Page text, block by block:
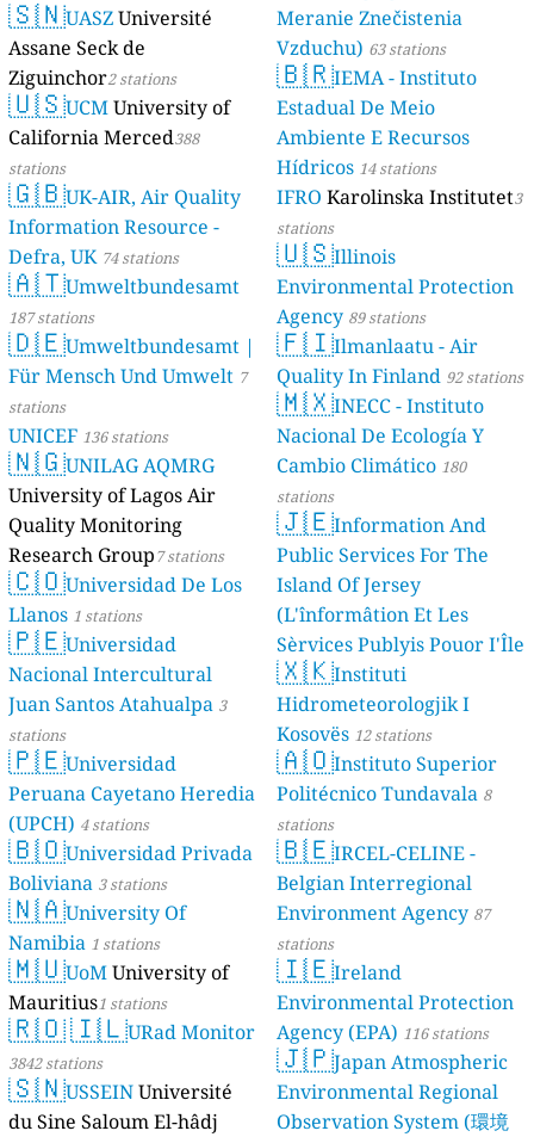
Meranie Znečistenia
Vzduchu) 63 stations
🇧🇷IEMA - Instituto
Estadual De Meio
Ambiente E Recursos
Hídricos 14 stations
IFROKarolinska Institutet3
stations
🇺🇸Illinois
Environmental Protection
Agency 89 stations
🇫🇮Ilmanlaatu - Air
Quality In Finland 92 stations
🇲🇽INECC - Instituto
Nacional De Ecología Y
Cambio Climático 180
stations
🇯🇪Information And
Public Services For The
Island Of Jersey
(L'înformâtion Et Les
Sèrvices Publyis Pouor I'Île
Dé Jèrri) 2 stations
🇽🇰Instituti
Hidrometeorologjik I
Kosovës 12 stations
🇦🇴Instituto Superior
Politécnico Tundavala 8
stations
🇧🇪IRCEL-CELINE -
Belgian Interregional
Environment Agency 87
stations
🇮🇪Ireland
Environmental Protection
Agency (EPA) 116 stations
🇯🇵Japan Atmospheric
Environmental Regional
Observation System (環境
🇸🇳UASZUniversité
Assane Seck de
Ziguinchor2 stations
🇺🇸UCMUniversity of
California Merced388
stations
🇬🇧UK-AIR, Air Quality
Information Resource -
Defra, UK 74 stations
🇦🇹Umweltbundesamt
187 stations
🇩🇪Umweltbundesamt |
Für Mensch Und Umwelt 7
stations
UNICEF136 stations
🇳🇬UNILAG AQMRG
University of Lagos Air
Quality Monitoring
Research Group7 stations
🇨🇴Universidad De Los
Llanos 1 stations
🇵🇪Universidad
Nacional Intercultural
Juan Santos Atahualpa 3
stations
🇵🇪Universidad
Peruana Cayetano Heredia
(UPCH) 4 stations
🇧🇴Universidad Privada
Boliviana 3 stations
🇳🇦University Of
Namibia 1 stations
🇲🇺UoMUniversity of
Mauritius1 stations
🇷🇴 🇮🇱URad Monitor
3842 stations
🇸🇳USSEINUniversité
du Sine Saloum El-hâdj